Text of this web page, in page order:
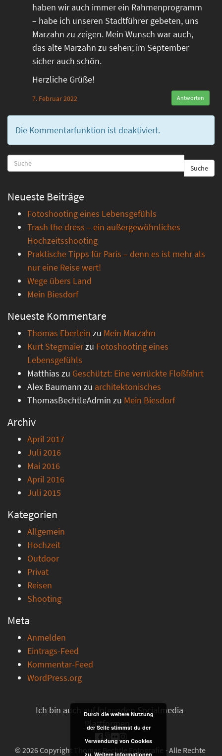
haben wir auch immer ein Rahmenprogramm
– habe ich unseren Stadtführer gebeten, uns
Marzahn zu zeigen. Mein Wunsch war auch,
das alte Marzahn zu sehen; im September
sicher auch schön.
Herzliche Grüße!
7. Februar 2022 Antworten
Die Kommentarfunktion ist deaktiviert.
Suche
Neueste Beiträge
Fotoshooting eines Lebensgefühls
Trash the dress – ein außergewöhnliches
Hochzeitsshooting
Praktische Tipps für Paris – denn es ist mehr als
nur eine Reise wert!
Wege übers Land
Mein Biesdorf
Neueste Kommentare
Thomas Eberlein zu Mein Marzahn
Kurt Stegmaierzu Fotoshooting eines
Lebensgefühls
Matthias zu Geschützt: Eine verrückte Floßfahrt
Alex Baumann zu architektonisches
ThomasBechtleAdmin zu Mein Biesdorf
Archiv
April 2017
Juli 2016
Mai 2016
April 2016
Juli 2015
Kategorien
Allgemein
Hochzeit
Outdoor
Privat
Reisen
Shooting
Meta
Anmelden
Eintrags-Feed
Kommentar-Feed
WordPress.org
Ich bin auch auf folgenden Socialmedia-
Plattformen ...
© 2026 Copyright Thomas Bechtle Fotografie - Alle Rechte
Durch die weitere Nutzung
der Seite stimmst du der
Verwendung von Cookies
zu.Weitere Informationen